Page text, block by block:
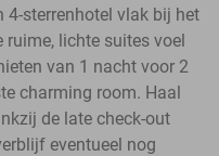
4-sterrenhotel vlak bij het
ruime, lichte suites voel
van 1 nacht voor 2
charming room. Haal
de late check-out
eventueel nog